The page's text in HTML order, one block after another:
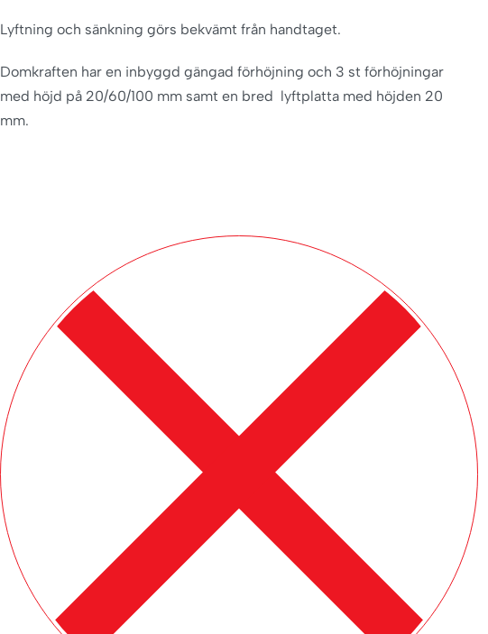
Lyftning och sänkning görs bekvämt från handtaget.
Domkraften har en inbyggd gängad förhöjning och 3 st förhöjningar
med höjd på 20/60/100 mm samt en bred lyftplatta med höjden 20
mm.